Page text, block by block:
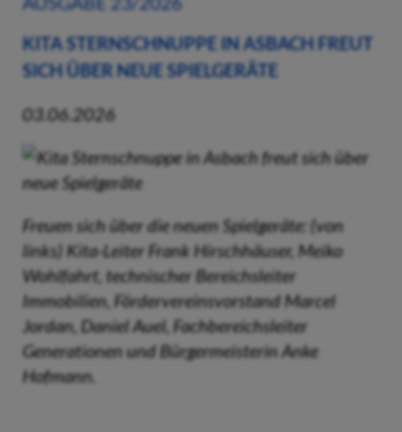
KITA STERNSCHNUPPE IN ASBACH FREUT
SICH ÜBER NEUE SPIELGERÄTE
03.06.2026
Freuen sich über die neuen Spielgeräte: (von
links) Kita-Leiter Frank Hirschhäuser, Meiko
Wohlfahrt, technischer Bereichsleiter
Immobilien, Fördervereinsvorstand Marcel
Jordan, Daniel Auel, Fachbereichsleiter
Generationen und Bürgermeisterin Anke
Hofmann.